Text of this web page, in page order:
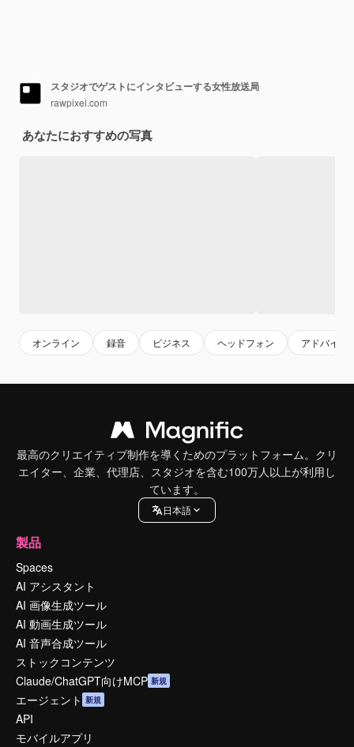
スタジオでゲストにインタビューする女性放送局
rawpixel.com
あなたにおすすめの写真
オンライン 録音 ビジネス ヘッドフォン アドバイス
最高のクリエイティブ制作を導くためのプラットフォーム。クリ
エイター、企業、代理店、スタジオを含む100万人以上が利用し
ています。
日本語
製品
Spaces
AI アシスタント
AI 画像生成ツール
AI 動画生成ツール
AI 音声合成ツール
ストックコンテンツ
Claude/ChatGPT向けMCP 新規
エージェント 新規
API
モバイルアプリ